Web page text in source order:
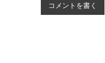
コメントを書く